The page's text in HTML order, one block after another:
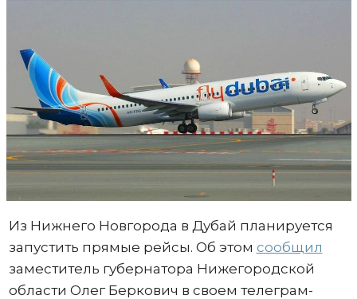
Из Нижнего Новгорода в Дубай планируется
запустить прямые рейсы. Об этом сообщил
заместитель губернатора Нижегородской
области Олег Беркович в своем телеграм-